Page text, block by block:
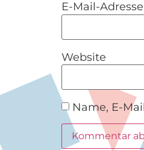
E-Mail-Adresse
Website
Name, E-